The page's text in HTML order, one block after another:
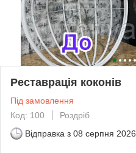
Реставрація коконів
Під замовлення
Код: 100
Роздріб
Відправка з 08 серпня 2026